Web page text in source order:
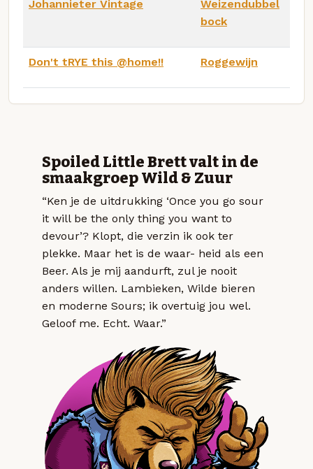
Johannieter Vintage
Weizendubbel
bock
Don't tRYE this @home!! Roggewijn
Spoiled Little Brett valt in de
smaakgroep Wild & Zuur
“Ken je de uitdrukking ‘Once you go sour
it will be the only thing you want to
devour’? Klopt, die verzin ik ook ter
plekke. Maar het is de waar- heid als een
Beer. Als je mij aandurft, zul je nooit
anders willen. Lambieken, Wilde bieren
en moderne Sours; ik overtuig jou wel.
Geloof me. Echt. Waar.”